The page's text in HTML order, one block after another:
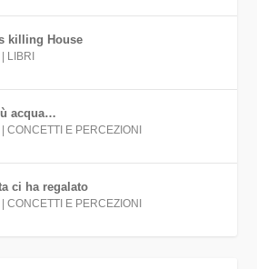
killing House
LIBRI
acqua…
|CONCETTI E PERCEZIONI
ci ha regalato
|CONCETTI E PERCEZIONI